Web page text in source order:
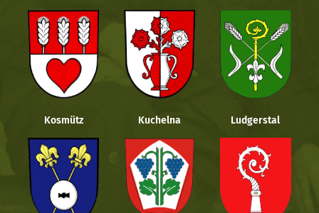
Kosmütz Kuchelna Ludgerstal